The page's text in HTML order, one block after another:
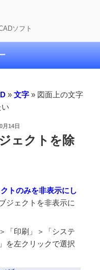
ソフト
» 文字 » 図面上の文字
月14日
ェクトを除
トのみを非表示にし
ジェクトを非表示に
「印刷」＞「システ
を左クリックで選択